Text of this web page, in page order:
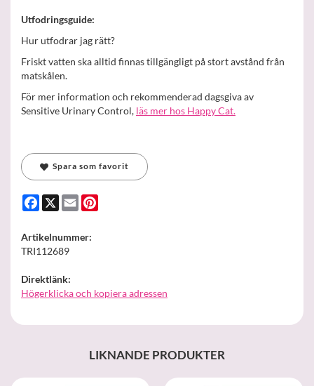
Utfodringsguide:
Hur utfodrar jag rätt?
Friskt vatten ska alltid finnas tillgängligt på stort avstånd från
matskålen.
För mer information och rekommenderad dagsgiva av
Sensitive Urinary Control, läs mer hos Happy Cat.
Spara som favorit
Facebook
X Email
Artikelnummer:
TRI112689
Direktlänk:
Högerklicka och kopiera adressen
LIKNANDE PRODUKTER